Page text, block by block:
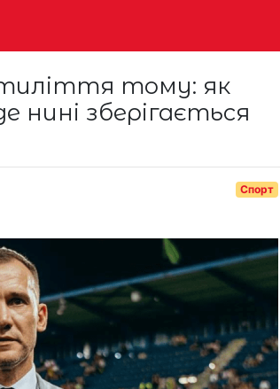
тому: як
нині зберігається
Спорт